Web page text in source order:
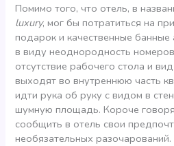
Помимо того, что отель, в
luxury, мог бы потратиться на
подарок и качественные банные
в виду неоднородность
отсутствие рабочего стола и
выходят во внутреннюю часть
идти рука об руку с видом в
шумную площадь. Короче
сообщить в отель свои
необязательных разочарований.